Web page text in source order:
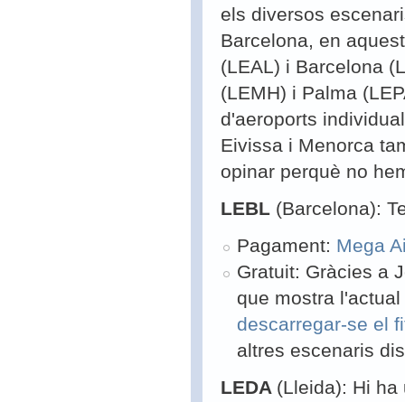
els diversos
Barcelona, en
(LEAL) i Barcelona
(LEMH) i Palma
d'aeroports
Eivissa i Menorca
opinar perquè no
LEBL (Barcelona):
Pagament: Mega
Gratuit: Gràcies a
que mostra
descarregar-se el
altres escenaris
LEDA (Lleida): Hi